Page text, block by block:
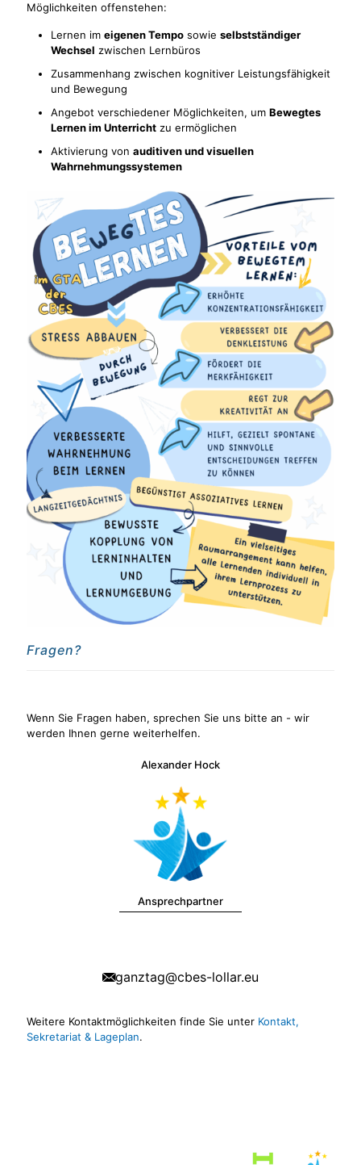
Möglichkeiten offenstehen:
Lernen im eigenen Tempo sowie selbstständiger
Wechsel zwischen Lernbüros
Zusammenhang zwischen kognitiver Leistungsfähigkeit
und Bewegung
Angebot verschiedener Möglichkeiten, um Bewegtes
Lernen im Unterricht zu ermöglichen
Aktivierung von auditiven und visuellen
Wahrnehmungssystemen
Fragen?
Wenn Sie Fragen haben, sprechen Sie uns bitte an - wir
werden Ihnen gerne weiterhelfen.
Alexander Hock
Ansprechpartner
ganztag@cbes-lollar.eu
Weitere Kontaktmöglichkeiten finde Sie unter Kontakt,
Sekretariat & Lageplan.